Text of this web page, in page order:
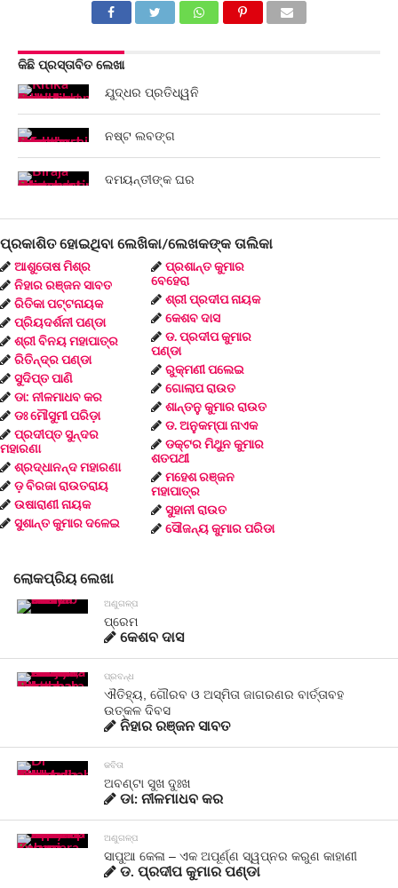
କିଛି ପ୍ରସ୍ତାବିତ ଲେଖା
ଯୁଦ୍ଧର ପ୍ରତିଧ୍ୱନି
ନଷ୍ଟ ଲବଙ୍ଗ
ଦମୟନ୍ତୀଙ୍କ ଘର
ପ୍ରକାଶିତ ହୋଇଥିବା ଲେଖିକା/ଲେଖକଙ୍କ ତାଲିକା
ଆଶୁତୋଷ ମିଶ୍ର
ନିହାର ରଞ୍ଜନ ସାବତ
ରିତିକା ପଟ୍ଟନାୟକ
ପ୍ରିୟଦର୍ଶନୀ ପଣ୍ଡା
ଶ୍ରୀ ବିନୟ ମହାପାତ୍ର
ରିତିନ୍ଦ୍ର ପଣ୍ଡା
ସୁଦିପ୍ତ ପାଣି
ଡା: ନୀଳମାଧବ କର
ଡଃ ମୌସୁମୀ ପରିଡ଼ା
ପ୍ରଦୀପ୍ତ ସୁନ୍ଦର
ମହାରଣା
ଶ୍ରଦ୍ଧାନନ୍ଦ ମହାରଣା
ଡ଼ ବିରଜା ରାଉତରାୟ
ଉଷାରାଣୀ ନାୟକ
ସୁଶାନ୍ତ କୁମାର ଦଳେଇ
ପ୍ରଶାନ୍ତ କୁମାର
ବେହେରା
ଶ୍ରୀ ପ୍ରଦୀପ ନାୟକ
କେଶବ ଦାସ
ଡ. ପ୍ରଦୀପ କୁମାର
ପଣ୍ଡା
ରୁକ୍ମଣୀ ପଲେଇ
ଗୋଲାପ ରାଉତ
ଶାନ୍ତନୁ କୁମାର ରାଉତ
ଡ. ଅନୁକମ୍ପା ନାଏକ
ଡକ୍ଟର ମିଥୁନ କୁମାର
ଶତପଥୀ
ମହେଶ ରଞ୍ଜନ
ମହାପାତ୍ର
ସୁହାନୀ ରାଉତ
ସୌଜନ୍ୟ କୁମାର ପରିଡା
ଲୋକପ୍ରିୟ ଲେଖା
ଅଣୁଗଳ୍ପ
ପ୍ରେମ
କେଶବ ଦାସ
ପ୍ରବନ୍ଧ
ଐତିହ୍ୟ, ଗୌରବ ଓ ଅସ୍ମିତା ଜାଗରଣର ବାର୍ତ୍ତାବହ
ଉତ୍କଳ ଦିବସ
ନିହାର ରଞ୍ଜନ ସାବତ
କବିତା
ଅବଣ୍ଟା ସୁଖ ଦୁଃଖ
ଡା: ନୀଳମାଧବ କର
ଅଣୁଗଳ୍ପ
ସାପୁଆ କେଳା – ଏକ ଅପୂର୍ଣ୍ଣ ସ୍ୱପ୍ନର କରୁଣ କାହାଣୀ
ଡ. ପ୍ରଦୀପ କୁମାର ପଣ୍ଡା